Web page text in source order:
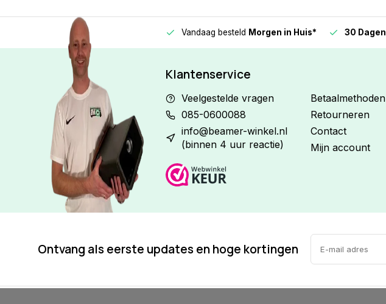
3 gelijke delen Vandaag besteld Morgen in Huis* 30 Dagen
Klantenservice
Veelgestelde vragen
085-0600088
info@beamer-winkel.nl
(binnen 4 uur reactie)
Betaalmethoden
Retourneren
Contact
Mijn account
Ontvang als eerste updates en hoge kortingen